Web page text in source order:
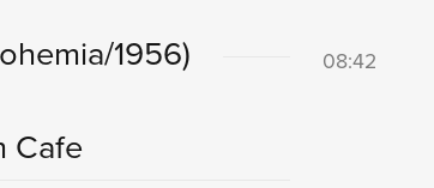
1956) 08:42
Cafe